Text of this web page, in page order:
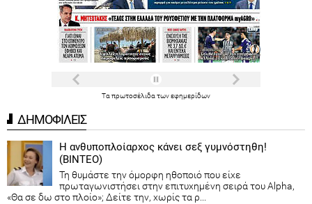
Τα πρωτοσέλιδα τωνεφημερίδων
ΔΗΜΟΦΙΛΕΙΣ
Η ανθυποπλοίαρχος κάνει σεξ γυμνόστηθη!
(ΒΙΝΤΕΟ)
Τη θυμάστε την όμορφη ηθοποιό που είχε
πρωταγωνιστήσει στην επιτυχημένη σειρά του Alpha,
«Θα σε δω στο πλοίο»; Δείτε την, χωρίς τα ρ...